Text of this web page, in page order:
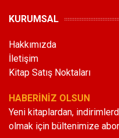
KURUMSAL
Hakkımızda
İletişim
Kitap Satış Noktaları
HABERİNİZ OLSUN
Yeni kitaplardan,
olmak için bültenimize